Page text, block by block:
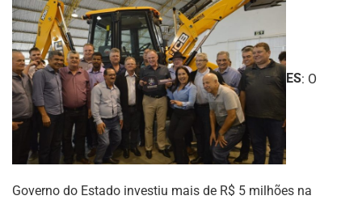
ES: O
Governo do Estado investiu mais de R$ 5 milhões na